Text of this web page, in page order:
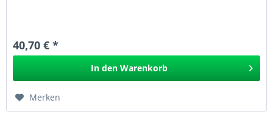
40,70 € *
In den Warenkorb
Merken